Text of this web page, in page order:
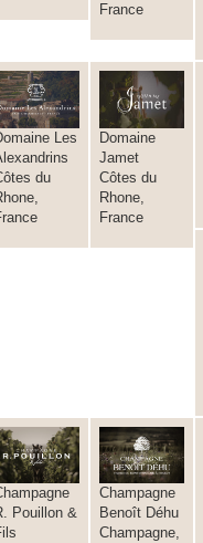
France
Les
du
Domaine
Jamet
Côtes du
Rhone,
France
Pouillon &
Champagne
Benoît Déhu
Champagne,